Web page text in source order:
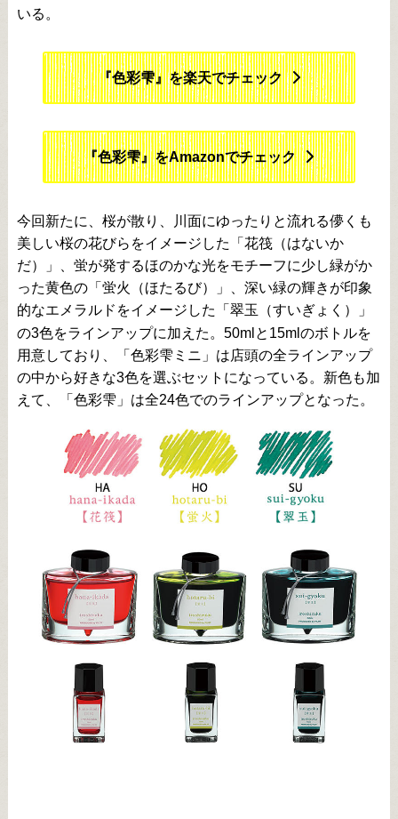
いる。
『色彩雫』を楽天でチェック
『色彩雫』をAmazonでチェック
今回新たに、桜が散り、川面にゆったりと流れる儚くも
美しい桜の花びらをイメージした「花筏（はないか
だ）」、蛍が発するほのかな光をモチーフに少し緑がか
った黄色の「蛍火（ほたるび）」、深い緑の輝きが印象
的なエメラルドをイメージした「翠玉（すいぎょく）」
の3色をラインアップに加えた。50mlと15mlのボトルを
用意しており、「色彩雫ミニ」は店頭の全ラインアップ
の中から好きな3色を選ぶセットになっている。新色も加
えて、「色彩雫」は全24色でのラインアップとなった。